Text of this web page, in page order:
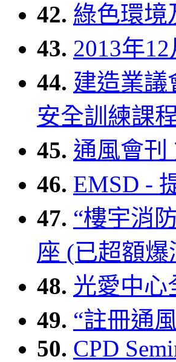
42. 綠色環境
43. 2013年
44. 建造業議
安全訓練課
45. 通風會刊
46. EMSD -
47. “樓宇消
座 (已超額爆
48. 光愛中心
49. “註冊通
50. CPD